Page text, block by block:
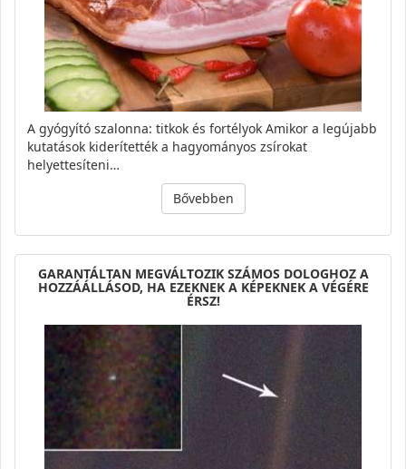
A gyógyító szalonna: titkok és fortélyok Amikor a legújabb
kutatások kiderítették a hagyományos zsírokat
helyettesíteni…
Bővebben
GARANTÁLTAN MEGVÁLTOZIK SZÁMOS DOLOGHOZ A
HOZZÁÁLLÁSOD, HA EZEKNEK A KÉPEKNEK A VÉGÉRE
ÉRSZ!